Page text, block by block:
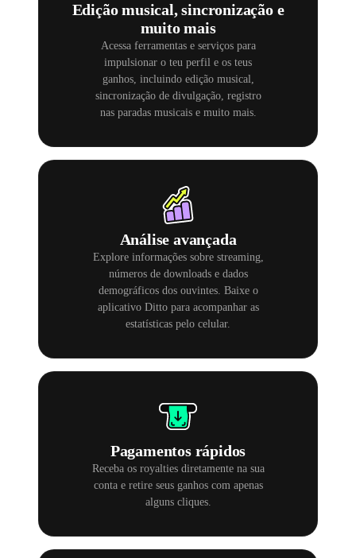
Edição musical, sincronização e
muito mais
Acessa ferramentas e serviços para
impulsionar o teu perfil e os teus
ganhos, incluindo edição musical,
sincronização de divulgação, registro
nas paradas musicais e muito mais.
Análise avançada
Explore informações sobre streaming,
números de downloads e dados
demográficos dos ouvintes. Baixe o
aplicativo Ditto para acompanhar as
estatísticas pelo celular.
Pagamentos rápidos
Receba os royalties diretamente na sua
conta e retire seus ganhos com apenas
alguns cliques.